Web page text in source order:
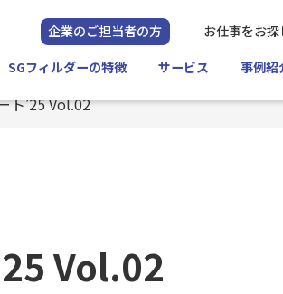
企業のご担当者の方 お仕事をお
SGフィルダーの特徴 サービス 事例紹
ト’25 Vol.02
Vol.02